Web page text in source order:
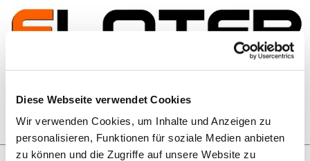
Diese Webseite verwendet Cookies
Wir verwenden Cookies, um Inhalte und Anzeigen zu
personalisieren, Funktionen für soziale Medien anbieten
zu können und die Zugriffe auf unsere Website zu
Zum Inhalt springen
Artikelsuche